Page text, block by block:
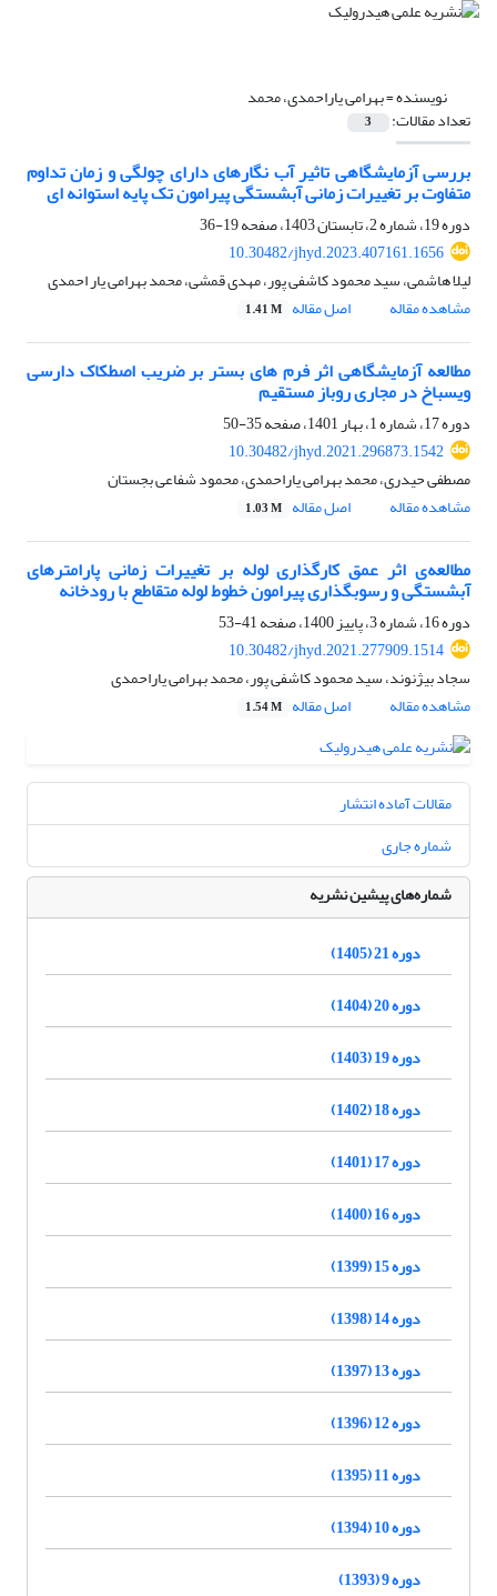
نویسنده =بهرامی یاراحمدی، محمد
تعداد مقالات: 3
بررسی آزمایشگاهی تاثیر آب نگارهای دارای چولگی و زمان تداوم
متفاوت بر تغییرات زمانی آبشستگی پیرامون تک پایه استوانه ای
دوره 19، شماره 2، تابستان 1403، صفحه
19-36
10.30482/jhyd.2023.407161.1656
لیلا هاشمی، سید محمود کاشفی پور، مهدی قمشی، محمد بهرامی یار احمدی
مشاهده مقاله
اصل مقاله 1.41 M
مطالعه آزمایشگاهی اثر فرم های بستر بر ضریب اصطکاک دارسی
ویسباخ در مجاری روباز مستقیم
دوره 17، شماره 1، بهار 1401، صفحه
35-50
10.30482/jhyd.2021.296873.1542
مصطفی حیدری، محمد بهرامی یاراحمدی، محمود شفاعی بجستان
مشاهده مقاله
اصل مقاله 1.03 M
مطالعه‌ی اثر عمق کارگذاری لوله بر تغییرات زمانی پارامترهای
آبشستگی و رسوبگذاری پیرامون خطوط لوله متقاطع با رودخانه
دوره 16، شماره 3، پاییز 1400، صفحه
41-53
10.30482/jhyd.2021.277909.1514
سجاد بیژنوند، سید محمود کاشفی پور، محمد بهرامی یاراحمدی
مشاهده مقاله
اصل مقاله 1.54 M
مقالات آماده انتشار
شماره جاری
شماره‌های پیشین نشریه
دوره 21 (1405)
دوره 20 (1404)
دوره 19 (1403)
دوره 18 (1402)
دوره 17 (1401)
دوره 16 (1400)
دوره 15 (1399)
دوره 14 (1398)
دوره 13 (1397)
دوره 12 (1396)
دوره 11 (1395)
دوره 10 (1394)
دوره 9 (1393)